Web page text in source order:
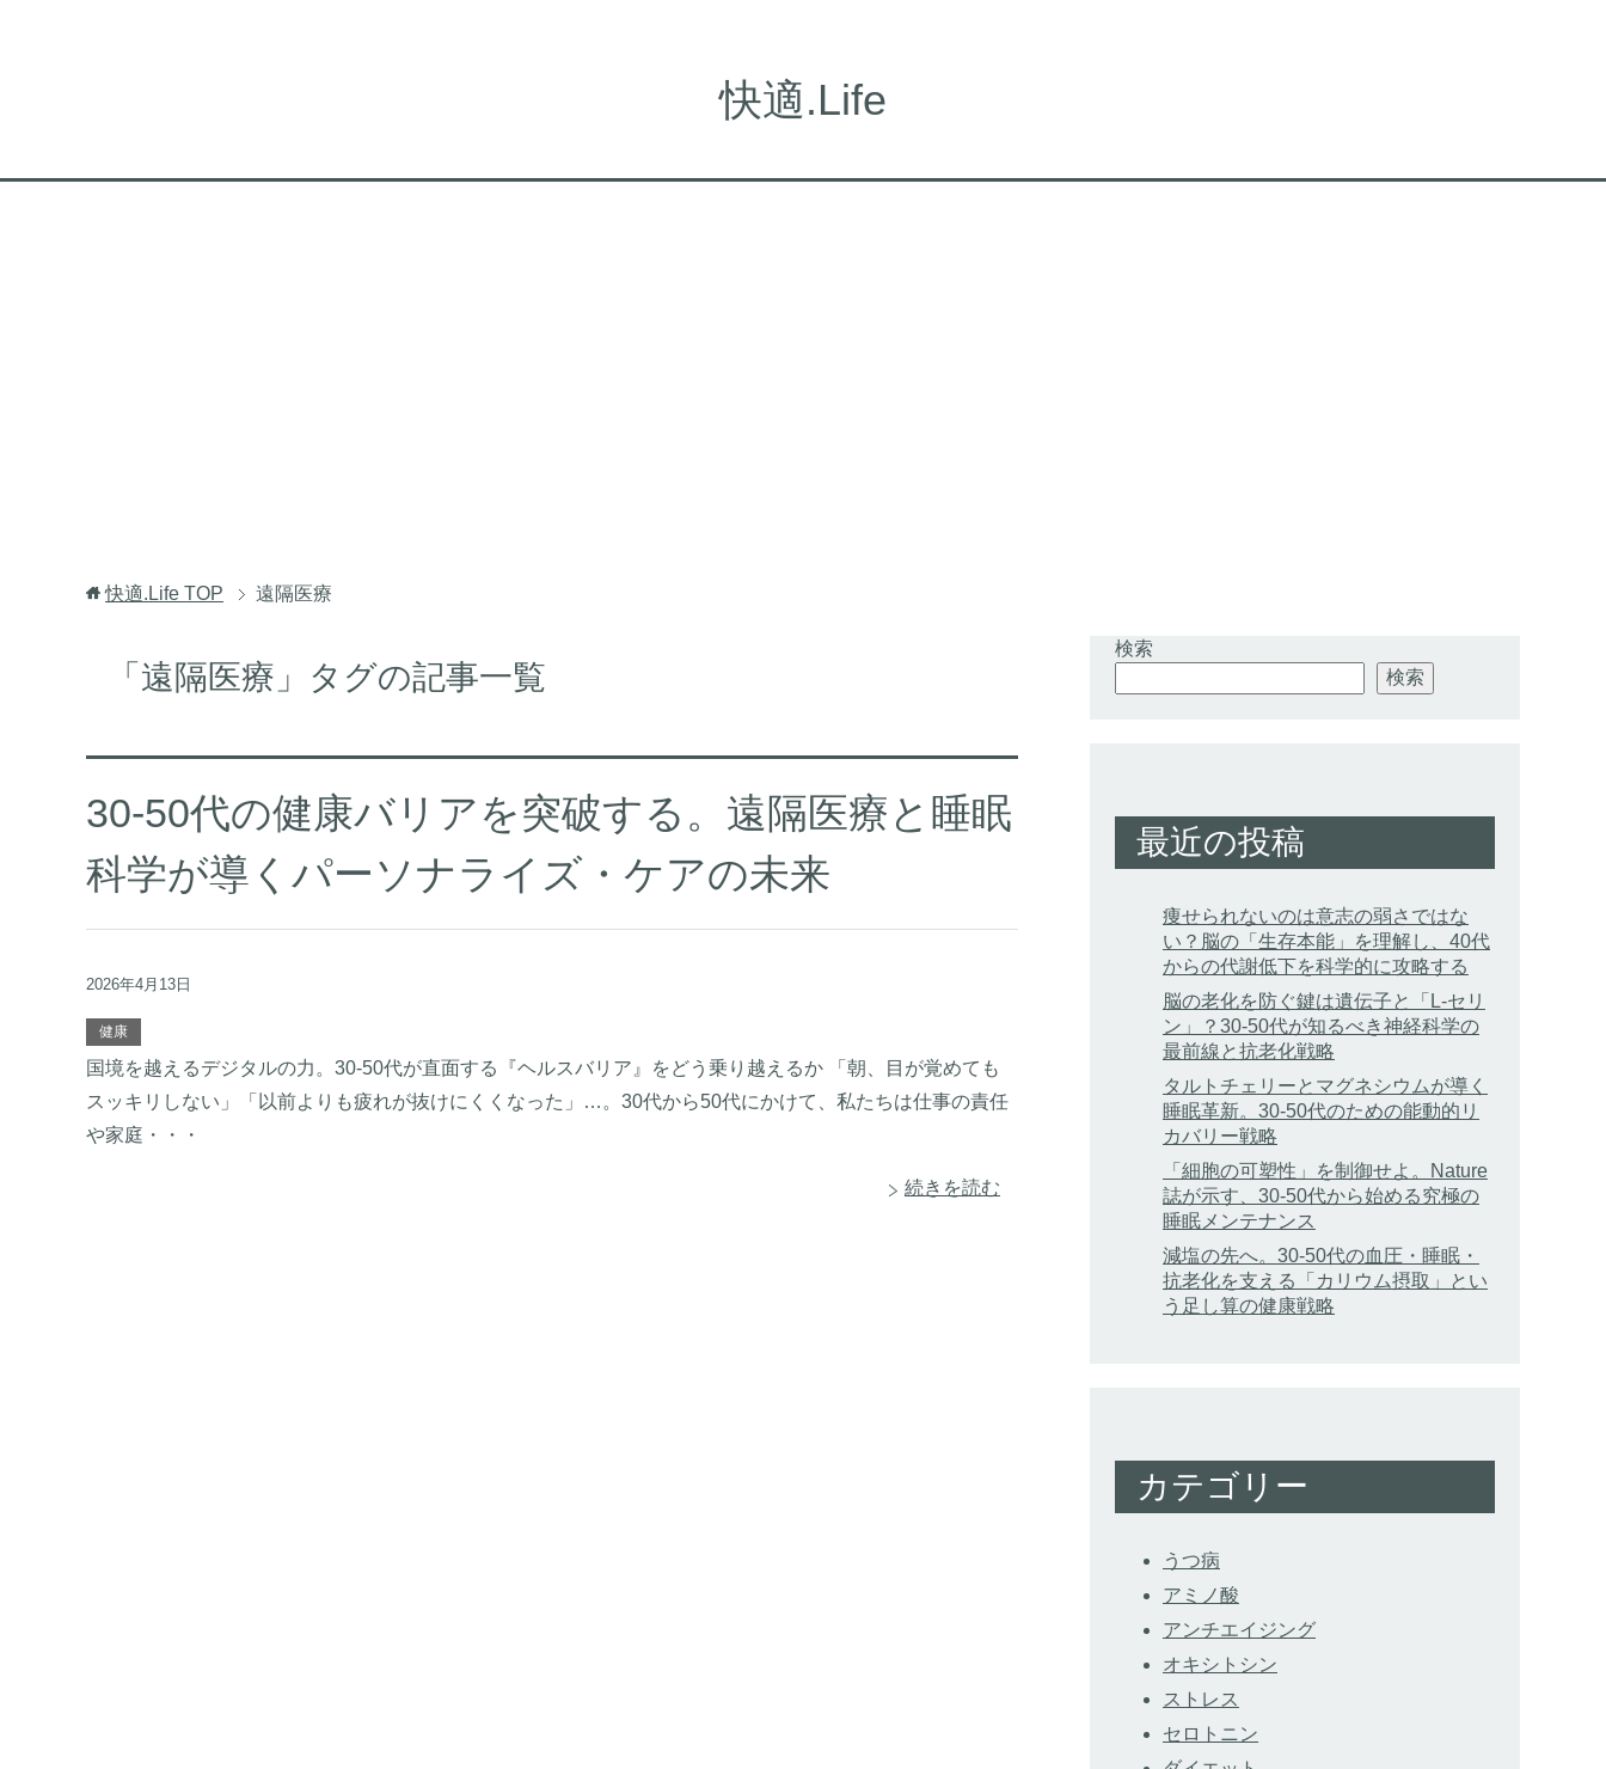
快適.Life
快適.Life TOP 遠隔医療
「遠隔医療」タグの記事一覧
30-50代の健康バリアを突破する。遠隔医療と睡眠
科学が導くパーソナライズ・ケアの未来
2026年4月13日
健康
国境を越えるデジタルの力。30-50代が直面する『ヘルスバリア』をどう乗り越えるか 「朝、目が覚めても
スッキリしない」「以前よりも疲れが抜けにくくなった」…。30代から50代にかけて、私たちは仕事の責任
や家庭・・・
続きを読む
検索
検索
最近の投稿
痩せられないのは意志の弱さではな
い？脳の「生存本能」を理解し、40代
からの代謝低下を科学的に攻略する
脳の老化を防ぐ鍵は遺伝子と「L-セリ
ン」？30-50代が知るべき神経科学の
最前線と抗老化戦略
タルトチェリーとマグネシウムが導く
睡眠革新。30-50代のための能動的リ
カバリー戦略
「細胞の可塑性」を制御せよ。Nature
誌が示す、30-50代から始める究極の
睡眠メンテナンス
減塩の先へ。30-50代の血圧・睡眠・
抗老化を支える「カリウム摂取」とい
う足し算の健康戦略
カテゴリー
うつ病
アミノ酸
アンチエイジング
オキシトシン
ストレス
セロトニン